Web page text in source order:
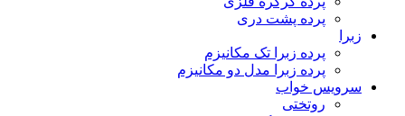
پرده پشت دری
زبرا
پرده زبرا تک مکانیزم
پرده زبرا مدل دو مکانیزم
سرویس خواب
روتختی